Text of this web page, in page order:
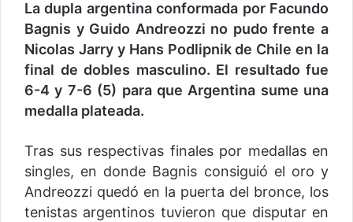
La dupla argentina conformada por Facundo
Bagnis y Guido Andreozzi no pudo frente a
Nicolas Jarry y Hans Podlipnik de Chile en la
final de dobles masculino. El resultado fue
6-4 y 7-6 (5) para que Argentina sume una
medalla plateada.
Tras sus respectivas finales por medallas en
singles, en donde Bagnis consiguió el oro y
Andreozzi quedó en la puerta del bronce, los
tenistas argentinos tuvieron que disputar en